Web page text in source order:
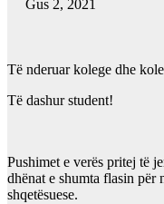
Gus 2, 2021
Të nderuar kolege dhe
Të dashur student!
Pushimet e verës pritej të
dhënat e shumta flasin për
shqetësuese.